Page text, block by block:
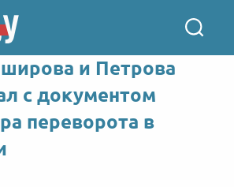
и Петрова
с документом
переворота в